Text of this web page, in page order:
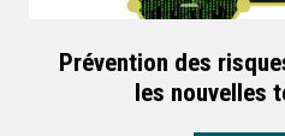
Prévention des
les nouvelles